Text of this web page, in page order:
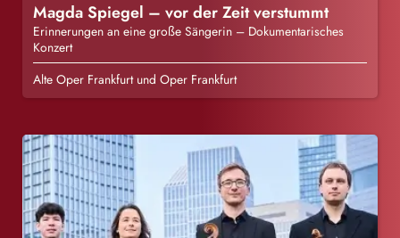
Magda Spiegel – vor der Zeit verstummt
Erinnerungen an eine große Sängerin – Dokumentarisches
Konzert
Alte Oper Frankfurt und Oper Frankfurt